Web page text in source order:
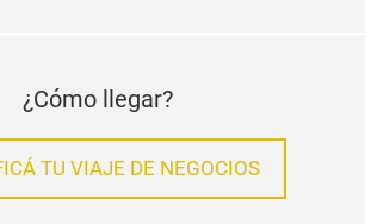
¿Cómo llegar?
TU VIAJE DE NEGOCIOS